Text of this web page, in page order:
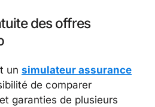
des offres
un simulateur assurance
de comparer
garanties de plusieurs